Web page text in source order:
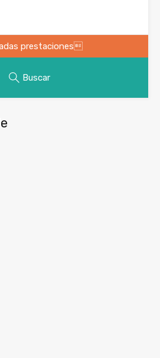
prestaciones
Buscar